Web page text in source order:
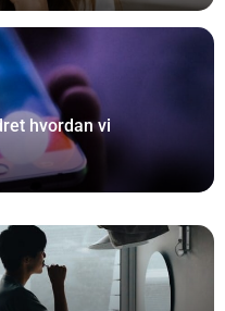
hvordan vi